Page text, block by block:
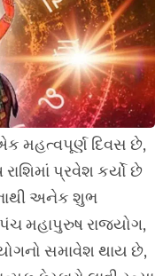
મહત્વપૂર્ણ દિવસ છે,
પ્રવેશ કર્યો છે
અનેક શુભ
મહાપુરુષ રાજયોગ,
સમાવેશ થાય છે,